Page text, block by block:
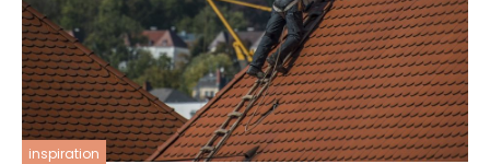
inspiration